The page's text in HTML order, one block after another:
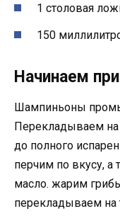
1 столовая
150
Начинаем
Шампиньоны
Перекладываем
до полного
перчим по вкусу, а
масло. жарим
перекладываем на